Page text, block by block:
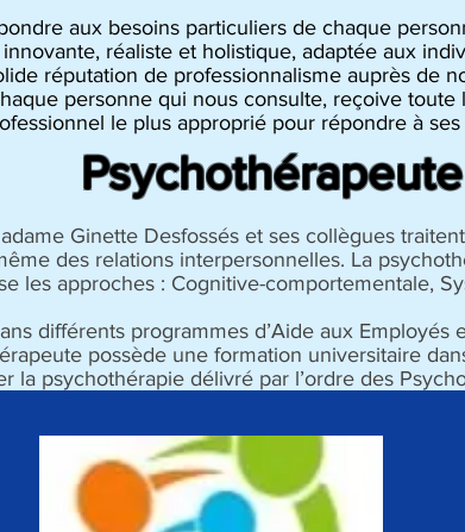
aux besoins particuliers de chaque
réaliste et holistique, adaptée aux
réputation de professionnalisme auprès de
personne qui nous consulte, reçoive
le plus approprié pour répondre à ses
Psychothérapeute
Ginette Desfossés et ses collègues
des relations interpersonnelles. La
les approches : Cognitive-comportementale,
différents programmes d’Aide aux Employés
possède une formation universitaire
la psychothérapie délivré par l’ordre des